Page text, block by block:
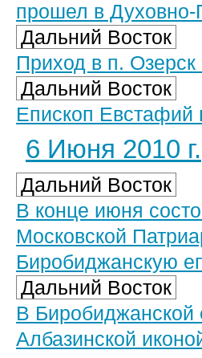
прошел в
Дальний Восток
Приход в п. Озерск
Дальний Восток
Епископ Евстафий
6 Июня 2010 г.
Дальний Восток
В конце июня
Московской
Биробиджанскую
Дальний Восток
В Биробиджанской
Албазинской